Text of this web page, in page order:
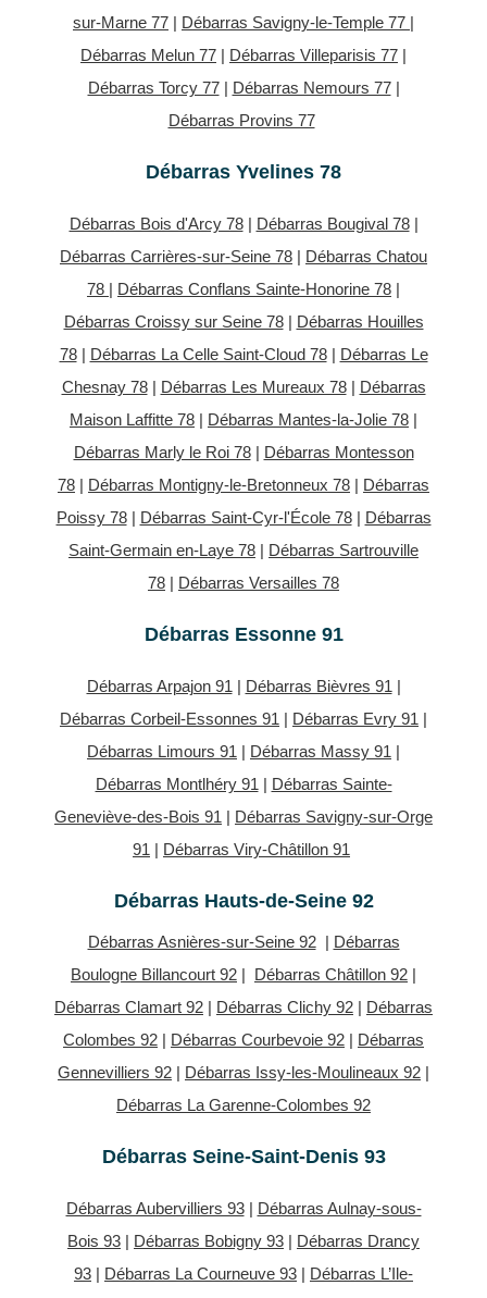
sur-Marne 77 | Débarras Savigny-le-Temple 77 |
Débarras Melun 77 | Débarras Villeparisis 77 |
Débarras Torcy 77| Débarras Nemours 77|
Débarras Provins 77
Débarras Yvelines 78
Débarras Bois d'Arcy 78| Débarras Bougival 78|
Débarras Carrières-sur-Seine 78 | Débarras Chatou
78 | Débarras Conflans Sainte-Honorine 78 |
Débarras Croissy sur Seine 78| Débarras Houilles
78| Débarras La Celle Saint-Cloud 78| Débarras Le
Chesnay 78| Débarras Les Mureaux 78| Débarras
Maison Laffitte 78 | Débarras Mantes-la-Jolie 78 |
Débarras Marly le Roi 78| Débarras Montesson
78 | Débarras Montigny-le-Bretonneux 78 | Débarras
Poissy 78| Débarras Saint-Cyr-l'École 78| Débarras
Saint-Germain en-Laye 78 | Débarras Sartrouville
78 | Débarras Versailles 78
Débarras Essonne 91
Débarras Arpajon 91 | Débarras Bièvres 91 |
Débarras Corbeil-Essonnes 91 | Débarras Evry 91 |
Débarras Limours 91 | Débarras Massy 91 |
Débarras Montlhéry 91 | Débarras Sainte-
Geneviève-des-Bois 91 | Débarras Savigny-sur-Orge
91 | Débarras Viry-Châtillon 91
Débarras Hauts-de-Seine 92
Débarras Asnières-sur-Seine 92| Débarras
Boulogne Billancourt 92 | Débarras Châtillon 92 |
Débarras Clamart 92 | Débarras Clichy 92 | Débarras
Colombes 92 | Débarras Courbevoie 92 | Débarras
Gennevilliers 92 | Débarras Issy-les-Moulineaux 92 |
Débarras La Garenne-Colombes 92
Débarras Seine-Saint-Denis 93
Débarras Aubervilliers 93| Débarras Aulnay-sous-
Bois 93 | Débarras Bobigny 93 | Débarras Drancy
93 | Débarras La Courneuve 93 | Débarras L’Ile-